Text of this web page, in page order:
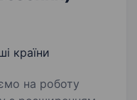
країни